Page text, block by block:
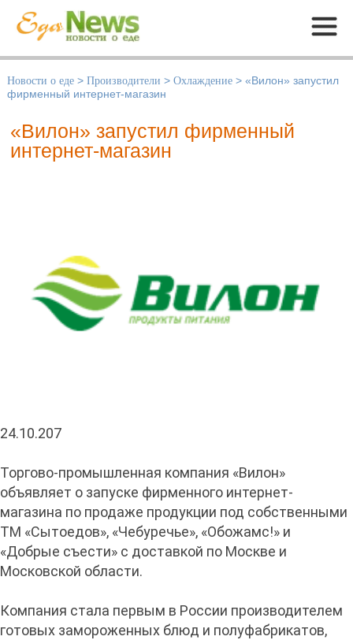
Меню
Новости о еде > Производители > Охлаждение > «Вилон» запустил
фирменный интернет-магазин
«Вилон» запустил фирменный
интернет-магазин
24.10.207
Торгово-промышленная компания «Вилон»
объявляет о запуске фирменного интернет-
магазина по продаже продукции под собственными
ТМ «Сытоедов», «Чебуречье», «Обожамс!» и
«Добрые съести» с доставкой по Москве и
Московской области.
Компания стала первым в России производителем
готовых замороженных блюд и полуфабрикатов,